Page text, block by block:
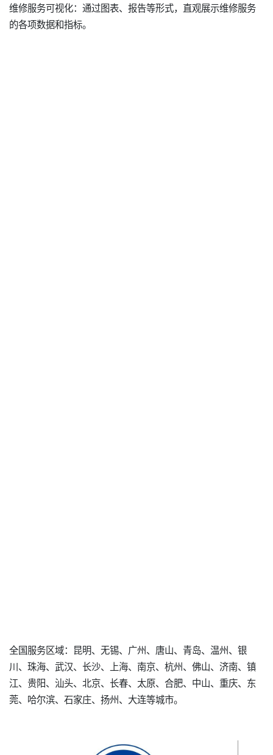
维修服务可视化：通过图表、报告等形式，直观展示维修服务
的各项数据和指标。
全国服务区域：昆明、无锡、广州、唐山、青岛、温州、银
川、珠海、武汉、长沙、上海、南京、杭州、佛山、济南、镇
江、贵阳、汕头、北京、长春、太原、合肥、中山、重庆、东
莞、哈尔滨、石家庄、扬州、大连等城市。